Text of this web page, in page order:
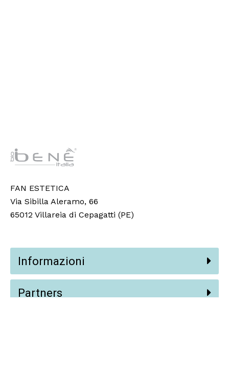
FAN ESTETICA
Via Sibilla Aleramo, 66
65012 Villareia di Cepagatti (PE)
Informazioni
Partners